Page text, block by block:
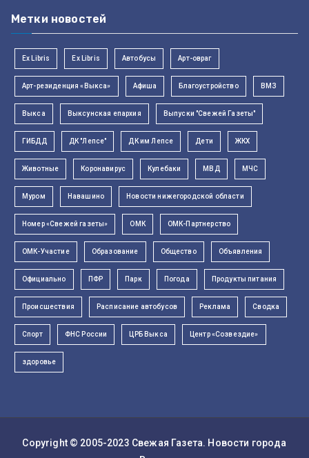
Метки новостей
Ex Libris Ex Libris Автобусы Арт-овраг
Арт-резиденция «Выкса» Афиша Благоустройство ВМЗ
Выкса Выксунская епархия Выпуски "Свежей Газеты"
ГИБДД ДК "Лепсе" ДК им Лепсе Дети ЖКХ
Животные Коронавирус Кулебаки МВД МЧС
Муром Навашино Новости нижегородской области
Номер «Свежей газеты» ОМК ОМК-Партнерство
ОМК-Участие Образование Общество Объявления
Официально ПФР Парк Погода Продукты питания
Происшествия Расписание автобусов Реклама Сводка
Спорт ФНС России ЦРБ Выкса Центр «Созвездие»
здоровье
Copyright © 2005-2023 Свежая Газета. Новости города